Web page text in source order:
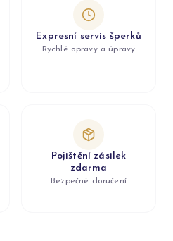
Expresní servis šperků
Rychlé opravy a úpravy
Pojištění zásilek
zdarma
Bezpečné doručení